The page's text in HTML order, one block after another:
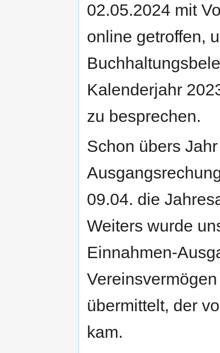
02.05.2024 mit
online getroffen,
Kalenderjahr
zu besprechen.
Schon übers
09.04. die
Weiters wurde
Einnahmen-
übermittelt, der
kam.